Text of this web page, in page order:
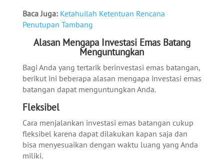
Baca Juga: Ketahuilah Ketentuan Rencana
Penutupan Tambang
Alasan Mengapa Investasi Emas Batang
Menguntungkan
Bagi Anda yang tertarik berinvestasi emas batangan,
berikut ini beberapa alasan mengapa investasi emas
batangan dapat menguntungkan Anda.
Fleksibel
Cara menjalankan investasi emas batangan cukup
fleksibel karena dapat dilakukan kapan saja dan
bisa menyesuaikan dengan waktu luang yang Anda
miliki.